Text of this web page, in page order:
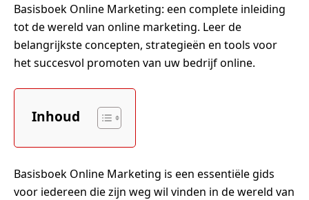
Basisboek Online Marketing: een complete inleiding
tot de wereld van online marketing. Leer de
belangrijkste concepten, strategieën en tools voor
het succesvol promoten van uw bedrijf online.
Inhoud
Basisboek Online Marketing is een essentiële gids
voor iedereen die zijn weg wil vinden in de wereld van